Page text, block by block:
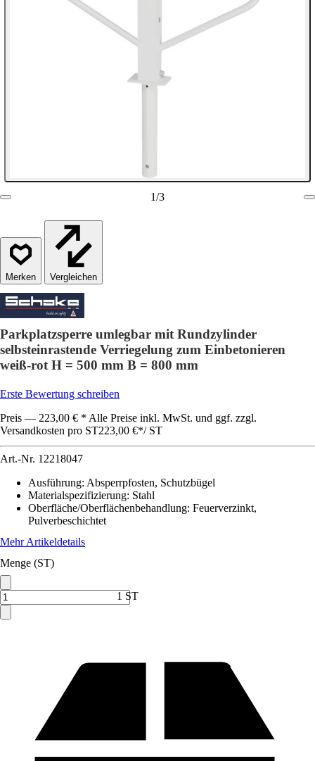
1/3
Vergleichen
Parkplatzsperre umlegbar mit Rundzylinder
selbsteinrastende Verriegelung zum Einbetonieren
weiß-rot H = 500 mm B = 800 mm
Erste Bewertung schreiben
Preis — 223,00 € * Alle Preise inkl. MwSt. und ggf. zzgl.
Versandkosten pro ST223,00 €*/ ST
Art.-Nr. 12218047
Ausführung: Absperrpfosten, Schutzbügel
Materialspezifizierung: Stahl
Oberfläche/Oberflächenbehandlung: Feuerverzinkt,
Pulverbeschichtet
Mehr Artikeldetails
Menge (ST)
1 ST